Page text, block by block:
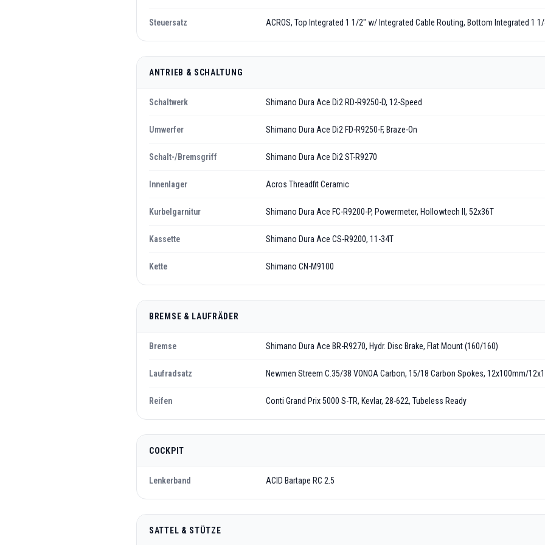
Steuersatz ACROS, Top Integrated 1 1/2" w/ Integrated Cable Routing, Bottom Integrated 1
ANTRIEB & SCHALTUNG
Schaltwerk Shimano Dura Ace Di2 RD-R9250-D, 12-Speed
Umwerfer Shimano Dura Ace Di2 FD-R9250-F, Braze-On
Schalt-/Bremsgriff Shimano Dura Ace Di2 ST-R9270
Innenlager Acros Threadfit Ceramic
Kurbelgarnitur Shimano Dura Ace FC-R9200-P, Powermeter, Hollowtech ll, 52x36T
Kassette Shimano Dura Ace CS-R9200, 11-34T
Kette Shimano CN-M9100
BREMSE & LAUFRÄDER
Bremse Shimano Dura Ace BR-R9270, Hydr. Disc Brake, Flat Mount (160/160)
Laufradsatz Newmen Streem C.35/38 VONOA Carbon, 15/18 Carbon Spokes, 12x100mm/
Reifen Conti Grand Prix 5000 S-TR, Kevlar, 28-622, Tubeless Ready
COCKPIT
Lenkerband ACID Bartape RC 2.5
SATTEL & STÜTZE